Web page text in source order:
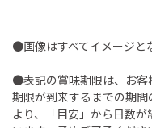
●画像はすべてイメージと
●表記の賞味期限は、お客
期限が到来するまでの期
より、「目安」から日数